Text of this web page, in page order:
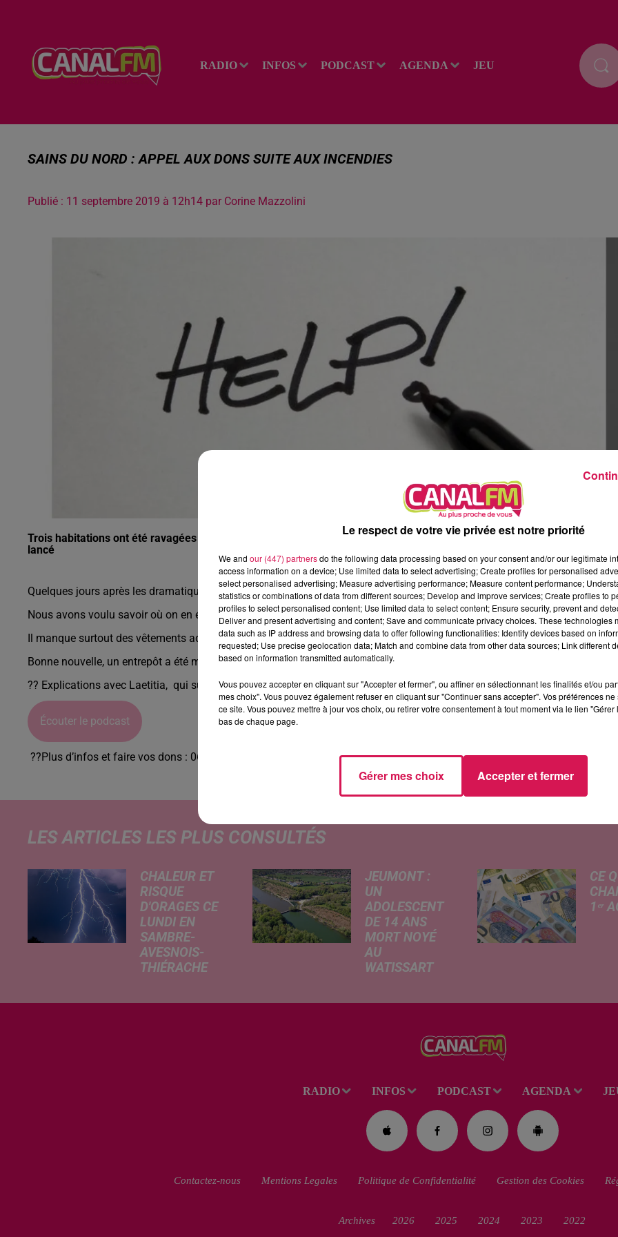
RADIO INFOS PODCAST AGENDA JEU
SAINS DU NORD : APPEL AUX DONS SUITE AUX INCENDIES
Publié : 11 septembre 2019 à 12h14 par Corine Mazzolini
Trois habitations ont été ravagées par les flammes dernièrement, un appel aux dons de vêtements et de mobilier a été
lancé
Quelques jours après les dramatiques incendies, un appel aux dons a été lancé.
Nous avons voulu savoir où on en était, ce qu’il manquait, ce qu’il fallait trouver ... etc
Il manque surtout des vêtements adultes, et du mobilier.
Bonne nouvelle, un entrepôt a été mis à disposition pour stocker les dons.
?? Explications avec Laetitia, qui suit les dons :
Écouter le podcast
??Plus d’infos et faire vos dons : 06.14.61.00.72
Les hits de Canal FM
5h00 - 6h00
Le Before du Réveil de Canal FM !
LES ARTICLES LES PLUS CONSULTÉS
CHALEUR ET
RISQUE
D'ORAGES CE
LUNDI EN
SAMBRE-
AVESNOIS-
THIÉRACHE
typiquement
JEUMONT :
UN
ADOLESCENT
DE 14 ANS
MORT NOYÉ
AU
WATISSART
informations
lundi par nos
confrères de La
perdu la vie dans
le plan d'eau de
la base de loisirs
du...
CE
1ᵉʳ
de
RADIO INFOS PODCAST AGENDA
Contactez-nous Mentions Legales Politique de Confidentialité Gestion des Cookies
Archives 2026 2025 2024 2023 2022
Le respect de votre vie privée est notre priorité
We and our (447) partnersdo the following data processing based on your consent and/or our legitimate
access information on a device; Use limited data to select advertising; Create profiles for personalised
select personalised advertising; Measure advertising performance; Measure content performance;
statistics or combinations of data from different sources; Develop and improve services; Create profiles to
profiles to select personalised content; Use limited data to select content; Ensure security, prevent and
Deliver and present advertising and content; Save and communicate privacy choices. These technologies
data such as IP address and browsing data to offer following functionalities: Identify devices based on
requested; Use precise geolocation data; Match and combine data from other data sources; Link different
based on information transmitted automatically.
Vous pouvez accepter en cliquant sur "Accepter et fermer", ou affiner en sélectionnant les finalités et/ou
mes choix". Vous pouvez également refuser en cliquant sur "Continuer sans accepter". Vos préférences
ce site. Vous pouvez mettre à jour vos choix, ou retirer votre consentement à tout moment via le lien
bas de chaque page.
Gérer mes choix Accepter et fermer